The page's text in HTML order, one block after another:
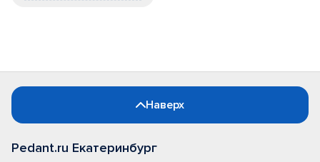
Наверх
Pedant.ru Екатеринбург